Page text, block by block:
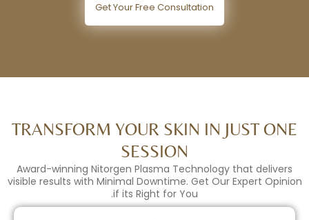
Get Your Free Consultation
TRANSFORM YOUR SKIN IN
SESSION
Award-winning Nitorgen Plasma Technology
visible results with Minimal Downtime. Get Our
if its Right for You.